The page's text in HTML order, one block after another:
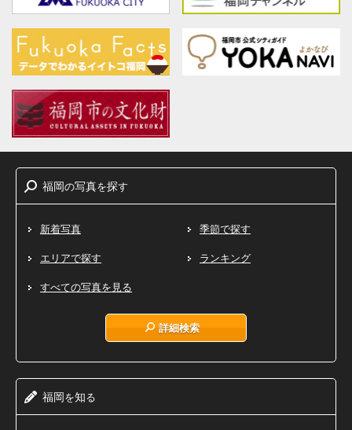
福岡の写真を探す
新着写真 季節で探す
エリアで探す ランキング
すべての写真を見る
詳細検索
福岡を知る